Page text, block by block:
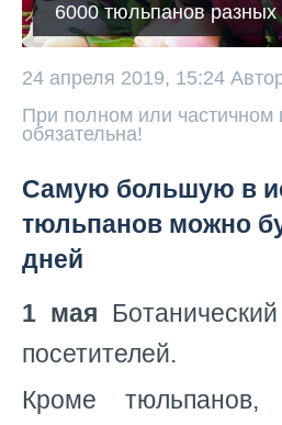
6000 тюльпанов разных
24 апреля 2019, 15:24
При полном или частичном
обязательна!
Самую большую в
тюльпанов можно
дней
1 мая
посетителей.
Кроме тюльпанов,